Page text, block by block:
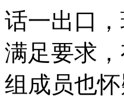
话一出口
满足要求
组成员也